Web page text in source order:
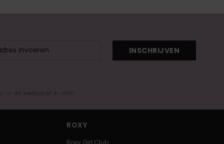
INSCHRIJVEN
in de welkomst e-mail
ROXY
Roxy Girl Club